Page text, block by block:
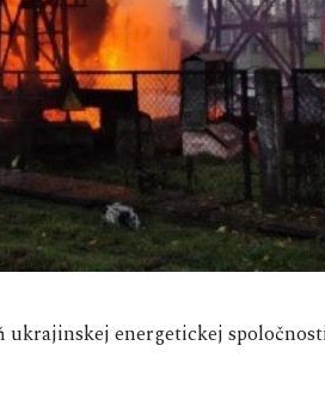
ukrajinskej energetickej